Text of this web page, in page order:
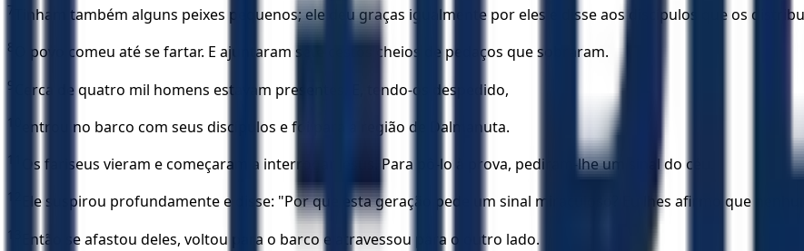
7 Tinham também alguns peixes pequenos; ele deu graças igualmente por eles e disse aos discípulos que os
8 O povo comeu até se fartar. E ajuntaram sete cestos cheios de pedaços que sobraram.
9 Cerca de quatro mil homens estavam presentes. E, tendo-os despedido,
10 entrou no barco com seus discípulos e foi para a região de Dalmanuta.
11 Os fariseus vieram e começaram a interrogar Jesus. Para pô-lo à prova, pediram-lhe um sinal do céu.
12 Ele suspirou profundamente e disse: "Por que esta geração pede um sinal miraculoso? Eu lhes afirmo que
13 Então se afastou deles, voltou para o barco e atravessou para o outro lado.